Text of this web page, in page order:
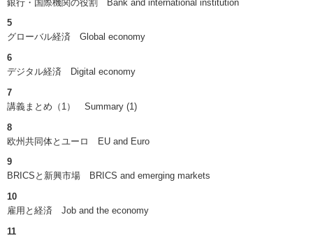
銀行・国際機関の役割 Bank and international institution
5
グローバル経済 Global economy
6
デジタル経済 Digital economy
7
講義まとめ（1） Summary (1)
8
欧州共同体とユーロ EU and Euro
9
BRICSと新興市場 BRICS and emerging markets
10
雇用と経済 Job and the economy
11